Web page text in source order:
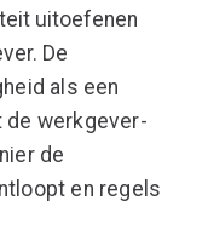
uitoefenen
De
als een
de werkgever-
de
en regels